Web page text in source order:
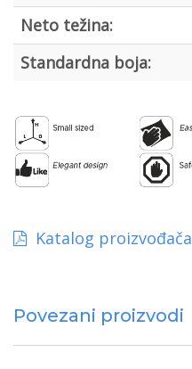
Neto težina:
Standardna boja:
Katalog proizvođača
Povezani proizvodi